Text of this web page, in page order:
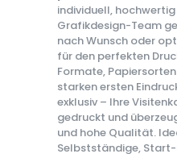
individuell,
Grafikdesign-Team
nach Wunsch oder
für den perfekten
Formate,
starken ersten
exklusiv – Ihre
gedruckt und
und hohe Qualität.
Selbstständige,